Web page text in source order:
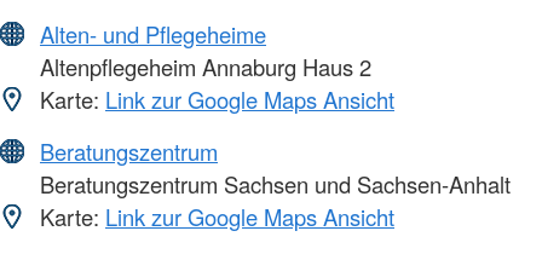
Alten- und Pflegeheime
Altenpflegeheim Annaburg Haus 2
Karte: Link zur Google Maps Ansicht
Beratungszentrum
Beratungszentrum Sachsen und Sachsen-Anhalt
Karte: Link zur Google Maps Ansicht